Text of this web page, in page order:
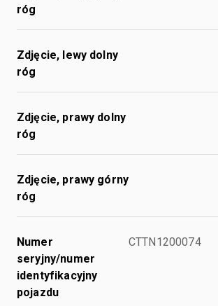
róg
Zdjęcie, lewy dolny
róg
Zdjęcie, prawy dolny
róg
Zdjęcie, prawy górny
róg
Numer
seryjny/numer
identyfikacyjny
pojazdu
CTTN1200074